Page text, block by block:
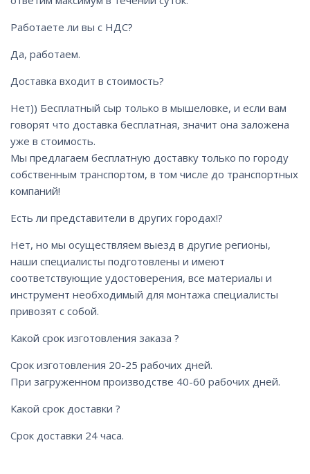
Работаете ли вы с НДС?
Да, работаем.
Доставка входит в стоимость?
Нет)) Бесплатный сыр только в мышеловке, и если вам
говорят что доставка бесплатная, значит она заложена
уже в стоимость.
Мы предлагаем бесплатную доставку только по городу
собственным транспортом, в том числе до транспортных
компаний!
Есть ли представители в других городах!?
Нет, но мы осуществляем выезд в другие регионы,
наши специалисты подготовлены и имеют
соответствующие удостоверения, все материалы и
инструмент необходимый для монтажа специалисты
привозят с собой.
Какой срок изготовления заказа ?
Срок изготовления 20-25 рабочих дней.
При загруженном производстве 40-60 рабочих дней.
Какой срок доставки ?
Срок доставки 24 часа.